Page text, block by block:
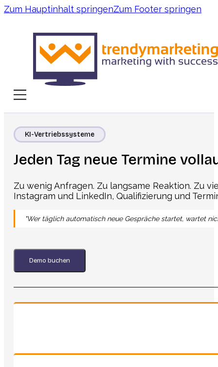
Zum Hauptinhalt springenZum Footer springen
KI-Vertriebssysteme
Jeden Tag neue Termine
Zu wenig Anfragen. Zu langsame Reaktion. Zu
Instagram und LinkedIn, Qualifizierung und
"Wer täglich automatisch neue Gespräche startet, wartet
Demo buchen